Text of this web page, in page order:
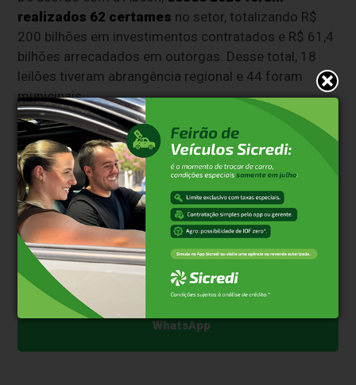
realizados 62 certames no setor, totalizando R$
200 bilhões em investimentos contratados e R$ 61,4
bilhões arrecadados em outorgas. Desse total, 18
leilões tiveram abrangência regional e 44 foram
municipais.
"Diante desse cenário animador, é possível dizer que
viveremos um 2026 promissor quando se trata de
saneamento básico", acentua o vice-presidente do
Conselho de Administração da Colpar Brasil,
Francisco Carlos Jorge Colnaghi.
Clique aqui e faça parte do nosso grupo no
WhatsApp